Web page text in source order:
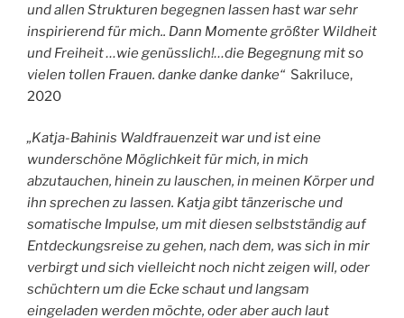
und allen Strukturen begegnen lassen hast war sehr
inspirierend für mich.. Dann Momente größter Wildheit
und Freiheit …wie genüsslich!…die Begegnung mit so
vielen tollen Frauen. danke danke danke“ Sakriluce,
2020
„Katja-Bahinis Waldfrauenzeit war und ist eine
wunderschöne Möglichkeit für mich, in mich
abzutauchen, hinein zu lauschen, in meinen Körper und
ihn sprechen zu lassen. Katja gibt tänzerische und
somatische Impulse, um mit diesen selbstständig auf
Entdeckungsreise zu gehen, nach dem, was sich in mir
verbirgt und sich vielleicht noch nicht zeigen will, oder
schüchtern um die Ecke schaut und langsam
eingeladen werden möchte, oder aber auch laut